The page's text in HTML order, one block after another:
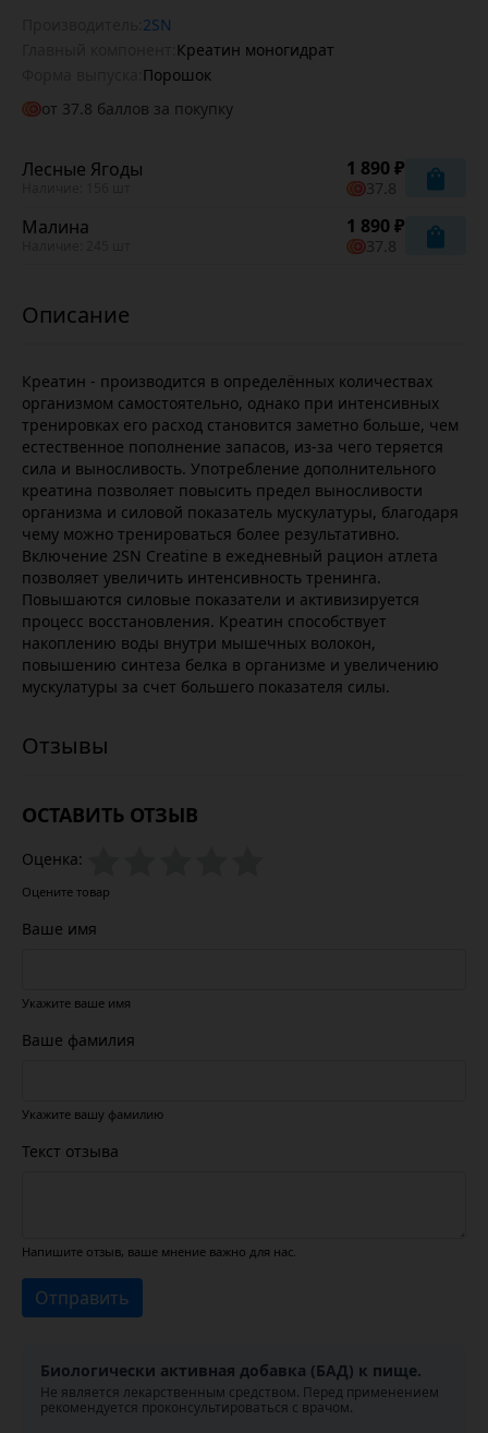
2SN
Креатин моногидрат
Порошок
от 37.8 баллов за покупку
Лесные Ягоды 1 890 ₽
37.8
Малина 1 890 ₽
37.8
Креатин - производится в определённых количествах
организмом самостоятельно, однако при интенсивных
тренировках его расход становится заметно больше, чем
естественное пополнение запасов, из-за чего теряется
сила и выносливость. Употребление дополнительного
креатина позволяет повысить предел выносливости
организма и силовой показатель мускулатуры, благодаря
чему можно тренироваться более результативно.
Включение 2SN Creatine в ежедневный рацион атлета
позволяет увеличить интенсивность тренинга.
Повышаются силовые показатели и активизируется
процесс восстановления. Креатин способствует
накоплению воды внутри мышечных волокон,
повышению синтеза белка в организме и увеличению
мускулатуры за счет большего показателя силы.
ОСТАВИТЬ ОТЗЫВ
Оценка:
Оцените товар
Ваше имя
Укажите ваше имя
Ваше фамилия
Укажите вашу фамилию
Текст отзыва
Напишите отзыв, ваше мнение важно для нас.
Отправить
Биологически активная добавка (БАД) к пище.
Не является лекарственным средством. Перед применением
рекомендуется проконсультироваться с врачом.